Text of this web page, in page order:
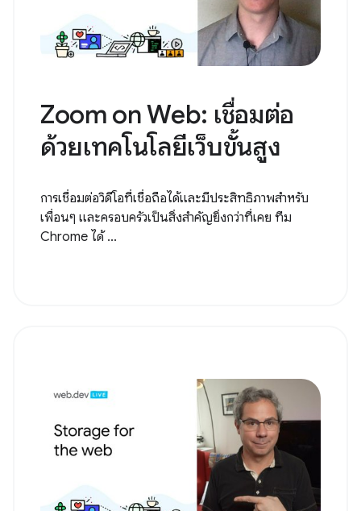
Zoom on Web: เชื่อมต่อ
ด้วยเทคโนโลยีเว็บขั้นสูง
การเชื่อมต่อวิดีโอที่เชื่อถือได้และมีประสิทธิภาพสำหรับ
เพื่อนๆ และครอบครัวเป็นสิ่งสำคัญยิ่งกว่าที่เคย ทีม
Chrome ได้ ...